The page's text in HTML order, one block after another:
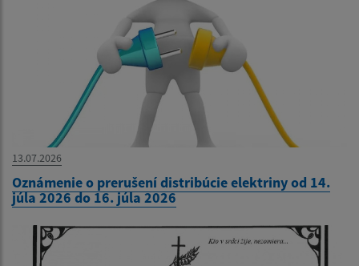
13.07.2026
Oznámenie o prerušení distribúcie elektriny od 14.
júla 2026 do 16. júla 2026